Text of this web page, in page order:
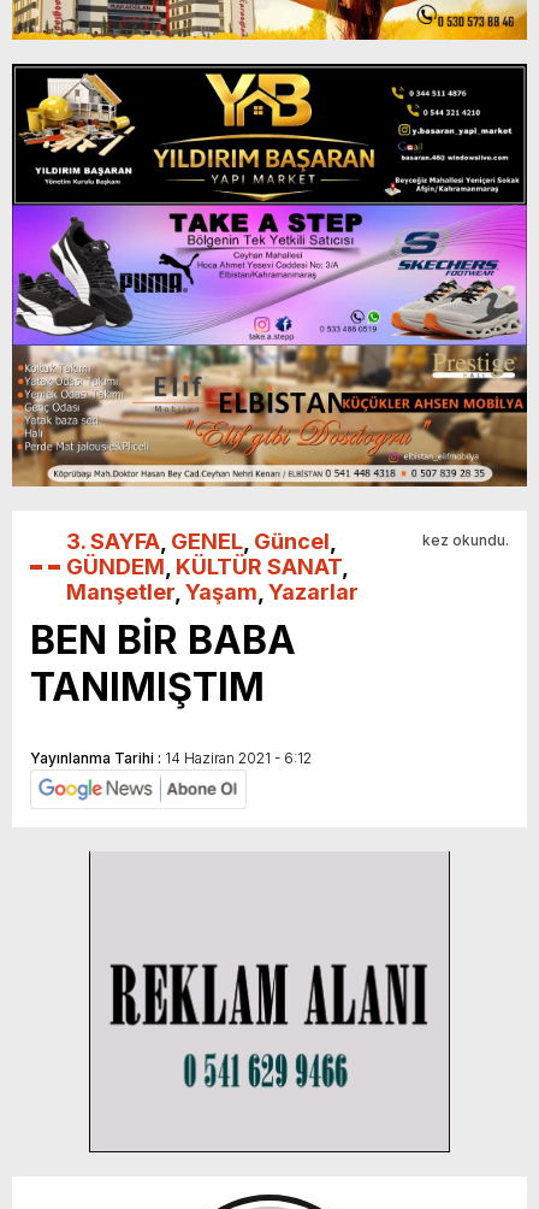
3. SAYFA GENEL Güncel
GÜNDEM KÜLTÜR SANAT
Manşetler Yaşam Yazarlar
kez okundu.
BEN BİR BABA
TANIMIŞTIM
Yayınlanma Tarihi : 14 Haziran 2021 - 6:12